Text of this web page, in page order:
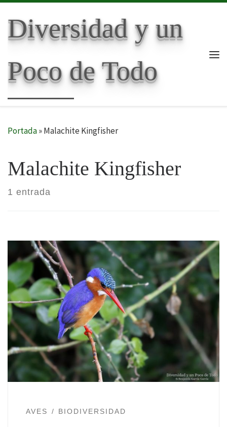
Diversidad y un
Poco de Todo
Portada»Malachite Kingfisher
Malachite Kingfisher
1 entrada
AVES BIODIVERSIDAD